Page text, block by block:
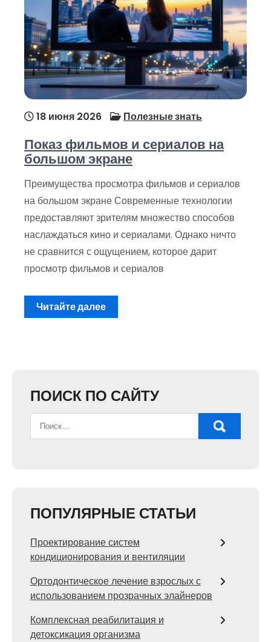
18 июня 2026 Полезные знать
Показ фильмов и сериалов на
большом экране
Преимущества просмотра фильмов и сериалов
на большом экране Современные технологии
предоставляют зрителям множество способов
наслаждаться кино и сериалами. Однако ничто
не сравнится с ощущением, которое дарит
просмотр фильмов и сериалов
Читайте далее
ПОИСК ПО САЙТУ
ПОПУЛЯРНЫЕ СТАТЬИ
Проектирование систем
кондиционирования и вентиляции
Ортодонтическое лечение взрослых с
использованием прозрачных элайнеров
Комплексная реабилитация и
детоксикация организма